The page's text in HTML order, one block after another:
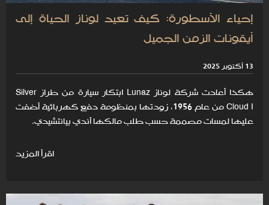
إحياء الأسطورة: كيف تعيد لوناز الحياة إلى
أيقونات الزمن الجميل
13 أكتوبر 2025
هكذا أعادت شركة لوناز Lunaz ابتكار سيارة من طراز Silver
Cloud I من عام 1956، زودتها بمنظومة دفع كهربائية أضفت
عليها لمسات مصممة حسب طلب مالكها آندي بيانتشيدي.
اقرأ المزيد